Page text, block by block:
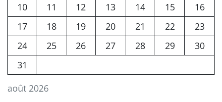
août 2026
10
11 12 13 14 15
16
17
18 19 20 21 22
23
24
25 26 27 28 29
30
31